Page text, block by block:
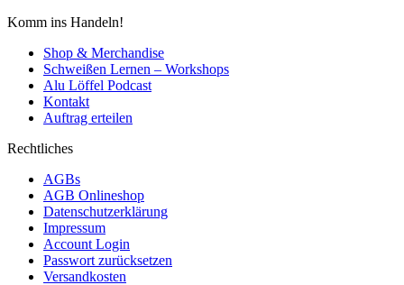
Komm ins Handeln!
Shop & Merchandise
Schweißen Lernen – Workshops
Alu Löffel Podcast
Kontakt
Auftrag erteilen
Rechtliches
AGBs
AGB Onlineshop
Datenschutzerklärung
Impressum
Account Login
Passwort zurücksetzen
Versandkosten